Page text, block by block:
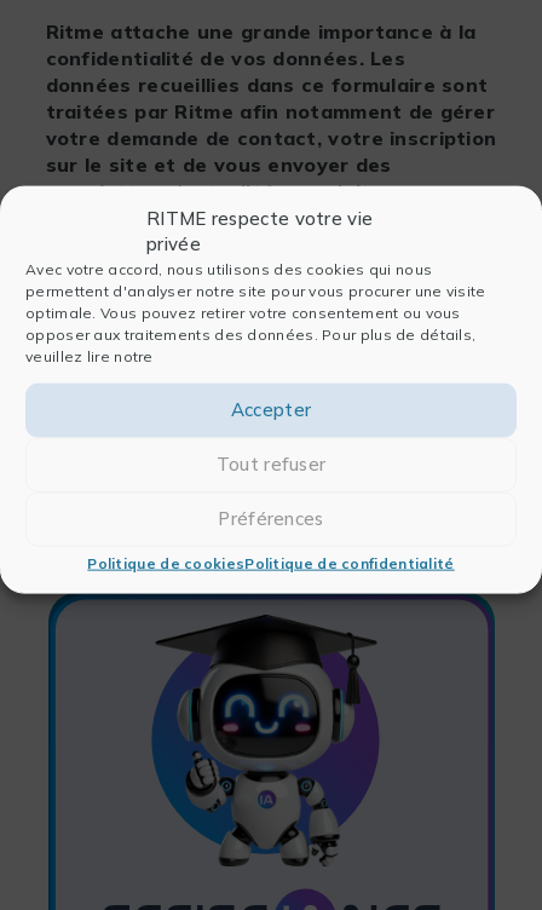
RITME respecte votre vie
privée
Avec votre accord, nous utilisons des cookies qui nous
permettent d'analyser notre site pour vous procurer une visite
optimale. Vous pouvez retirer votre consentement ou vous
opposer aux traitements des données. Pour plus de détails,
veuillez lire notre
Accepter
Tout refuser
Préférences
Politique de cookiesPolitique de confidentialité
Conseil
Inter-entreprise
Intra-entreprise
Modalité
Blended
Distanciel
Présentiel
Langue
Allemand
Anglais
Ritme attache une grande importance à la
confidentialité de vos données. Les
données recueillies dans ce formulaire sont
traitées par Ritme afin notamment de gérer
votre demande de contact, votre inscription
sur le site et de vous envoyer des
newsletters (actualités, produits,
événements). Pour en savoir plus sur la
gestion de vos données personnelles et
pour exercer vos droits, nous vous invitons
à prendre connaissance de notrePolitique
de confidentialité des données
ENVOYER MA DEMANDE